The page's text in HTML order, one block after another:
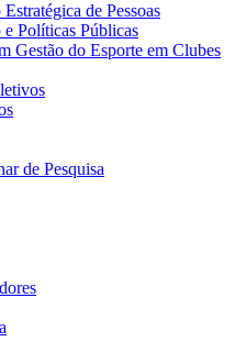
de Pessoas
Políticas Públicas
Gestão do Esporte em Clubes
de Pesquisa